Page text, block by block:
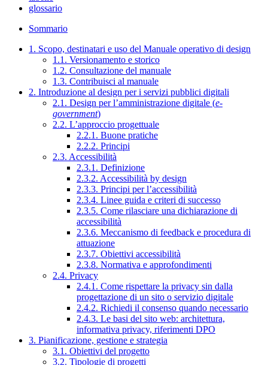
glossario
Sommario
1. Scopo, destinatari e uso del Manuale operativo di design
1.1. Versionamento e storico
1.2. Consultazione del manuale
1.3. Contribuisci al manuale
2. Introduzione al design per i servizi pubblici digitali
2.1. Design per l’amministrazione digitale (e-
government)
2.2. L’approccio progettuale
2.2.1. Buone pratiche
2.2.2. Principi
2.3. Accessibilità
2.3.1. Definizione
2.3.2. Accessibilità by design
2.3.3. Principi per l’accessibilità
2.3.4. Linee guida e criteri di successo
2.3.5. Come rilasciare una dichiarazione di
accessibilità
2.3.6. Meccanismo di feedback e procedura di
attuazione
2.3.7. Obiettivi accessibilità
2.3.8. Normativa e approfondimenti
2.4. Privacy
2.4.1. Come rispettare la privacy sin dalla
progettazione di un sito o servizio digitale
2.4.2. Richiedi il consenso quando necessario
2.4.3. Le basi del sito web: architettura,
informativa privacy, riferimenti DPO
3. Pianificazione, gestione e strategia
3.1. Obiettivi del progetto
3.2. Tipologie di progetti